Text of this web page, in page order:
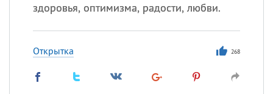
здоровья, оптимизма, радости, любви.
Открытка 268